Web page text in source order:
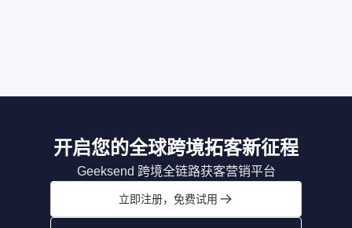
开启您的全球跨境拓客新征程
Geeksend 跨境全链路获客营销平台
立即注册，免费试用